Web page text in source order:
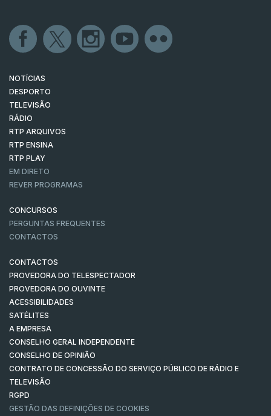
NOTÍCIAS
DESPORTO
TELEVISÃO
RÁDIO
RTP ARQUIVOS
RTP ENSINA
RTP PLAY
EM DIRETO
REVER PROGRAMAS
CONCURSOS
PERGUNTAS FREQUENTES
CONTACTOS
CONTACTOS
PROVEDORA DO TELESPECTADOR
PROVEDORA DO OUVINTE
ACESSIBILIDADES
SATÉLITES
A EMPRESA
CONSELHO GERAL INDEPENDENTE
CONSELHO DE OPINIÃO
CONTRATO DE CONCESSÃO DO SERVIÇO PÚBLICO DE RÁDIO E
TELEVISÃO
RGPD
GESTÃO DAS DEFINIÇÕES DE COOKIES